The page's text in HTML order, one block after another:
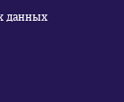
данных